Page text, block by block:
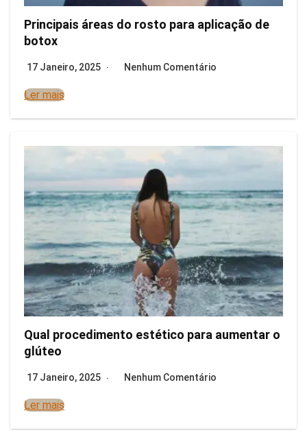
Principais áreas do rosto para aplicação de
botox
17 Janeiro, 2025 Nenhum Comentário
Ler mais
Qual procedimento estético para aumentar o
glúteo
17 Janeiro, 2025 Nenhum Comentário
Ler mais